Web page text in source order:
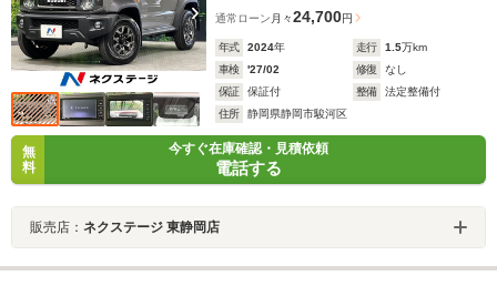
通常ローン 月々24,700円
年式 2024年 走行 1.5万km
車検
'27/02 修復
なし
保証
保証付 整備
法定整備付
住所
静岡県静岡市駿河区
無
料
今すぐ在庫確認・見積依頼
電話する
販売店： ネクステージ 東静岡店